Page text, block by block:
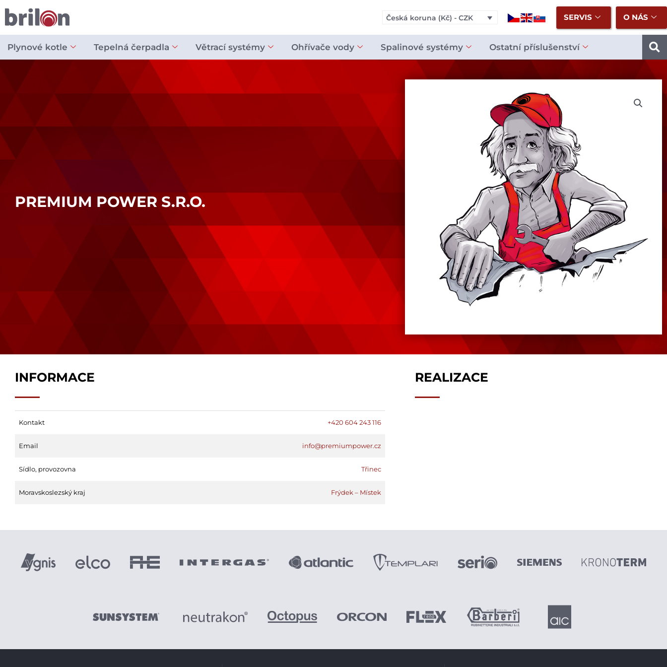
obsah
Česká koruna (Kč) - CZK SERVIS O NÁS
Plynové kotle Tepelná čerpadla Větrací systémy Ohřívače vody Spalinové systémy Ostatní příslušenství
PREMIUM POWER S.R.O.
INFORMACE
Kontakt +420 604 243 116
Email info@premiumpower.cz
Sídlo, provozovna Třinec
Moravskoslezský kraj Frýdek – Místek
REALIZACE